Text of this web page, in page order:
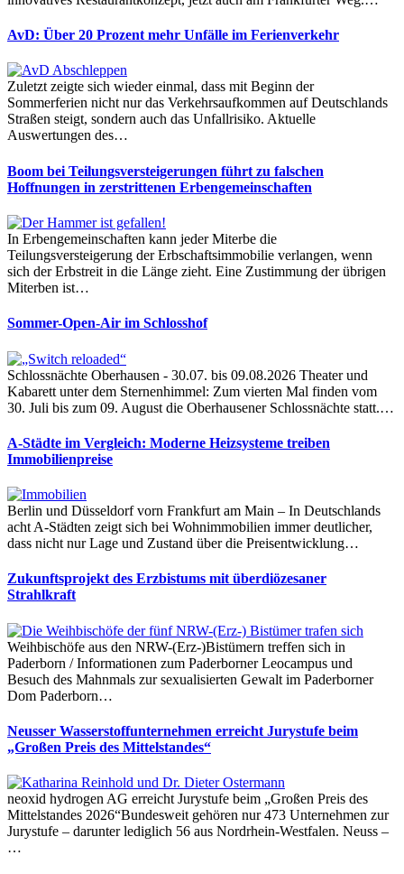
AvD: Über 20 Prozent mehr Unfälle im Ferienverkehr
Zuletzt zeigte sich wieder einmal, dass mit Beginn der
Sommerferien nicht nur das Verkehrsaufkommen auf Deutschlands
Straßen steigt, sondern auch das Unfallrisiko. Aktuelle
Auswertungen des…
Boom bei Teilungsversteigerungen führt zu falschen
Hoffnungen in zerstrittenen Erbengemeinschaften
In Erbengemeinschaften kann jeder Miterbe die
Teilungsversteigerung der Erbschaftsimmobilie verlangen, wenn
sich der Erbstreit in die Länge zieht. Eine Zustimmung der übrigen
Miterben ist…
Sommer-Open-Air im Schlosshof
Schlossnächte Oberhausen - 30.07. bis 09.08.2026 Theater und
Kabarett unter dem Sternenhimmel: Zum vierten Mal finden vom
30. Juli bis zum 09. August die Oberhausener Schlossnächte statt.…
A-Städte im Vergleich: Moderne Heizsysteme treiben
Immobilienpreise
Berlin und Düsseldorf vorn Frankfurt am Main – In Deutschlands
acht A-Städten zeigt sich bei Wohnimmobilien immer deutlicher,
dass nicht nur Lage und Zustand über die Preisentwicklung…
Zukunftsprojekt des Erzbistums mit überdiözesaner
Strahlkraft
Weihbischöfe aus den NRW-(Erz-)Bistümern treffen sich in
Paderborn / Informationen zum Paderborner Leocampus und
Besuch des Mahnmals zur sexualisierten Gewalt im Paderborner
Dom Paderborn…
Neusser Wasserstoffunternehmen erreicht Jurystufe beim
„Großen Preis des Mittelstandes“
neoxid hydrogen AG erreicht Jurystufe beim „Großen Preis des
Mittelstandes 2026“Bundesweit gehören nur 473 Unternehmen zur
Jurystufe – darunter lediglich 56 aus Nordrhein-Westfalen. Neuss –
…